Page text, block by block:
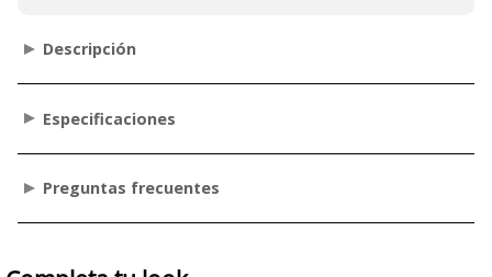
Descripción
Especificaciones
Preguntas frecuentes